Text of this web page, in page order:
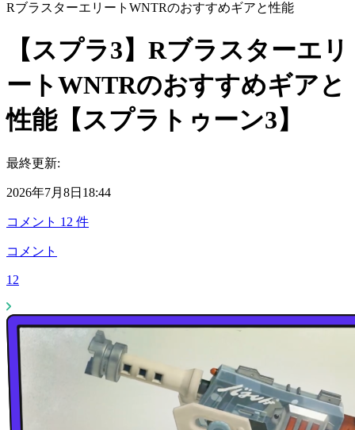
RブラスターエリートWNTRのおすすめギアと性能
【スプラ3】Rブラスターエリ
ートWNTRのおすすめギアと
性能【スプラトゥーン3】
最終更新:
2026年7月8日18:44
コメント 12 件
コメント
12